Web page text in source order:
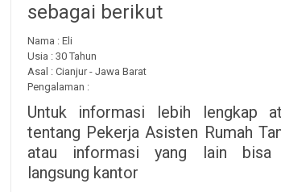
sebagai berikut
Nama : Eli
Usia : 30 Tahun
Asal : Cianjur - Jawa Barat
Pengalaman :
Untuk informasi lebih lengkap
tentang Pekerja Asisten Rumah
atau informasi yang lain bisa
langsung kantor